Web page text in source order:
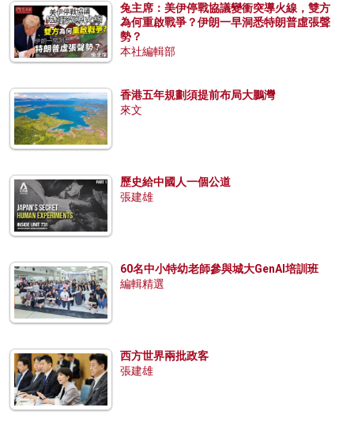
兔主席：美伊停戰協議變衝突導火線，雙方
為何重啟戰爭？伊朗一早洞悉特朗普虛張聲
勢？
本社編輯部
香港五年規劃須提前布局大鵬灣
來文
歷史給中國人一個公道
張建雄
60名中小特幼老師參與城大GenAI培訓班
編輯精選
西方世界兩批政客
張建雄